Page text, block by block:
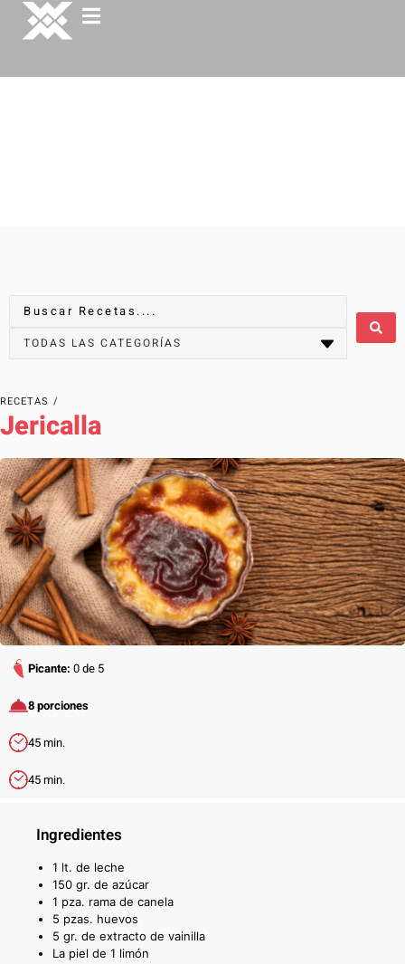
RECETAS /
Jericalla
Picante: 0 de 5
8 porciones
45 min.
45 min.
Ingredientes
1 lt. de leche
150 gr. de azúcar
1 pza. rama de canela
5 pzas. huevos
5 gr. de extracto de vainilla
La piel de 1 limón